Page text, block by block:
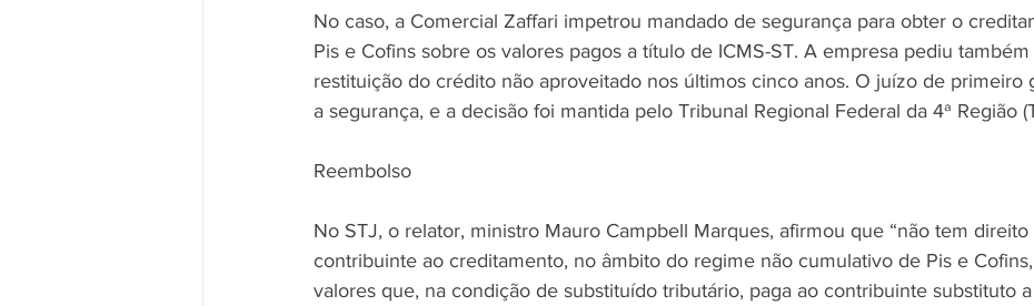
No caso, a Comercial Zaffari impetrou mandado de segurança para obter o
Pis e Cofins sobre os valores pagos a título de ICMS-ST. A empresa pediu também
restituição do crédito não aproveitado nos últimos cinco anos. O juízo de primeiro
a segurança, e a decisão foi mantida pelo Tribunal Regional Federal da 4ª Região
Reembolso
No STJ, o relator, ministro Mauro Campbell Marques, afirmou que “não tem direito
contribuinte ao creditamento, no âmbito do regime não cumulativo de Pis e
valores que, na condição de substituído tributário, paga ao contribuinte substituto